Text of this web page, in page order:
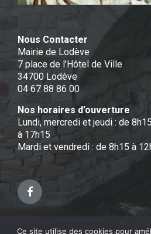
Nous Contacter
Mairie de Lodève
7 place de l'Hôtel de Ville
34700 Lodève
04 67 88 86 00
Nos horaires d’ouverture
Lundi, mercredi et jeudi : de
à 17h15
Mardi et vendredi : de 8h15 à
Facebook
Ce site utilise des cookies pour